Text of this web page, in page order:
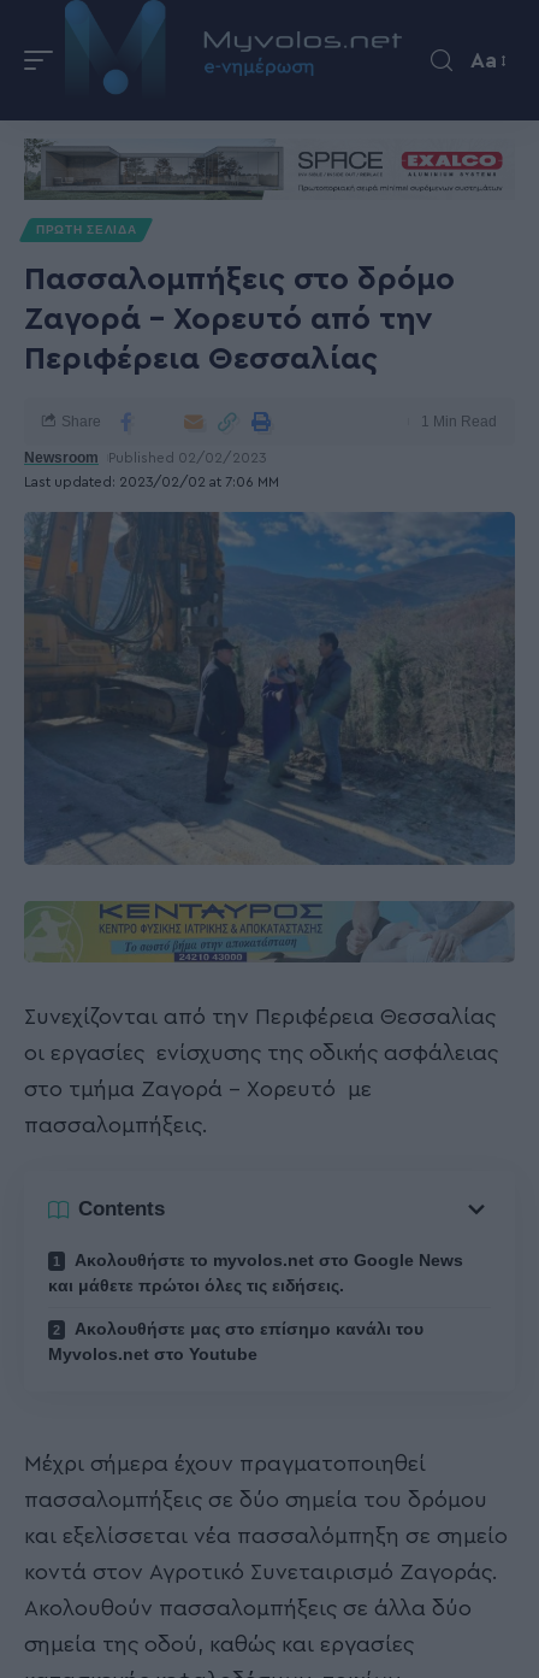
Aa
ΠΡΩΤΗ ΣΕΛΙΔΑ
Πασσαλομπήξεις στο δρόμο
Ζαγορά – Χορευτό από την
Περιφέρεια Θεσσαλίας
Last updated: 2023/02/02 at 7:06 ΜΜ
Newsroom Published 02/02/2023
Share 1 Min Read
Συνεχίζονται από την Περιφέρεια Θεσσαλίας
οι εργασίες ενίσχυσης της οδικής ασφάλειας
στο τμήμα Ζαγορά – Χορευτό με
πασσαλομπήξεις.
Contents
Ακολουθήστε το myvolos.net στο Google News
και μάθετε πρώτοι όλες τις ειδήσεις.
Ακολουθήστε μας στο επίσημο κανάλι του
Myvolos.net στο Youtube
Μέχρι σήμερα έχουν πραγματοποιηθεί
πασσαλομπήξεις σε δύο σημεία του δρόμου
και εξελίσσεται νέα πασσαλόμπηξη σε σημείο
κοντά στον Αγροτικό Συνεταιρισμό Ζαγοράς.
Ακολουθούν πασσαλομπήξεις σε άλλα δύο
σημεία της οδού, καθώς και εργασίες